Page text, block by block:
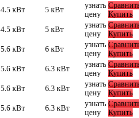
4.5 кВт 5 кВт
узнать
цену
Купить
4.5 кВт 5 кВт
узнать
цену
Купить
5.6 кВт 6 кВт
узнать
цену
Купить
5.6 кВт 6.3 кВт
узнать
цену
Купить
5.6 кВт 6.3 кВт
узнать
цену
Купить
5.6 кВт 6.3 кВт
узнать
цену
Купить